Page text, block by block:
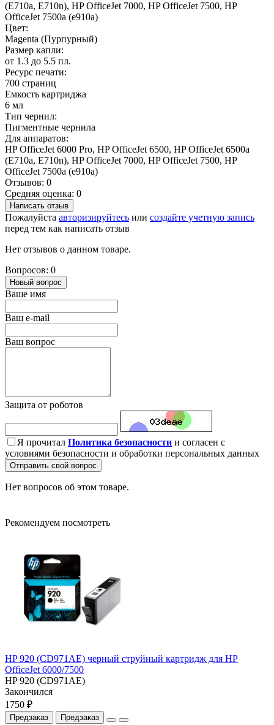
(E710a, E710n), HP OfficeJet 7000, HP OfficeJet 7500, HP
OfficeJet 7500a (e910a)
Цвет:
Magenta (Пурпурный)
Размер капли:
от 1.3 до 5.5 пл.
Ресурс печати:
700 страниц
Емкость картриджа
6 мл
Тип чернил:
Пигментные чернила
Для аппаратов:
HP OfficeJet 6000 Pro, HP OfficeJet 6500, HP OfficeJet 6500a
(E710a, E710n), HP OfficeJet 7000, HP OfficeJet 7500, HP
OfficeJet 7500a (e910a)
Отзывов: 0
Средняя оценка: 0
Написать отзыв
Пожалуйста авторизируйтесь или создайте учетную запись
перед тем как написать отзыв
Нет отзывов о данном товаре.
Вопросов: 0
Новый вопрос
Ваше имя
Ваш e-mail
Ваш вопрос
Защита от роботов
Я прочитал Политика безопасности и согласен с
условиями безопасности и обработки персональных данных
Отправить свой вопрос
Нет вопросов об этом товаре.
Рекомендуем посмотреть
HP 920 (CD971AE) черный струйный картридж для HP
OfficeJet 6000/7500
HP 920 (CD971AE)
Закончился
1750 ₽
Предзаказ Предзаказ